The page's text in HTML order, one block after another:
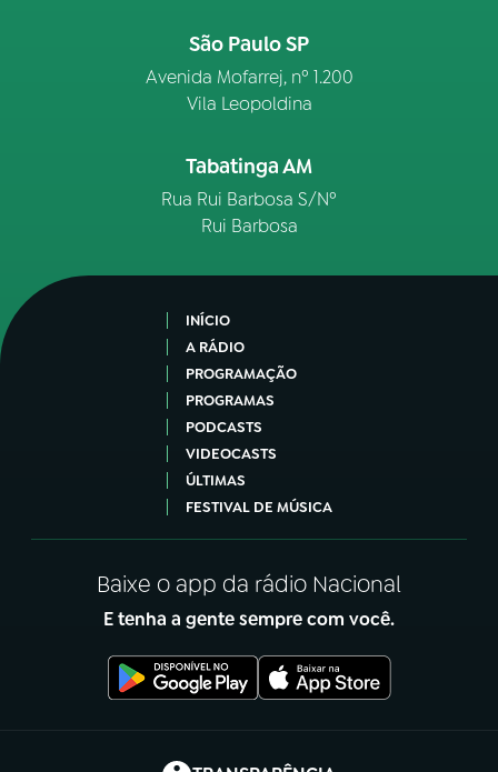
São Paulo SP
Avenida Mofarrej, nº 1.200
Vila Leopoldina
Tabatinga AM
Rua Rui Barbosa S/Nº
Rui Barbosa
INÍCIO
A RÁDIO
PROGRAMAÇÃO
PROGRAMAS
PODCASTS
VIDEOCASTS
ÚLTIMAS
FESTIVAL DE MÚSICA
Baixe o app da rádio Nacional
E tenha a gente sempre com você.